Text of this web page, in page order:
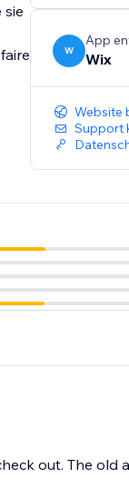
W
App
Wix
Website
Support
out. The old